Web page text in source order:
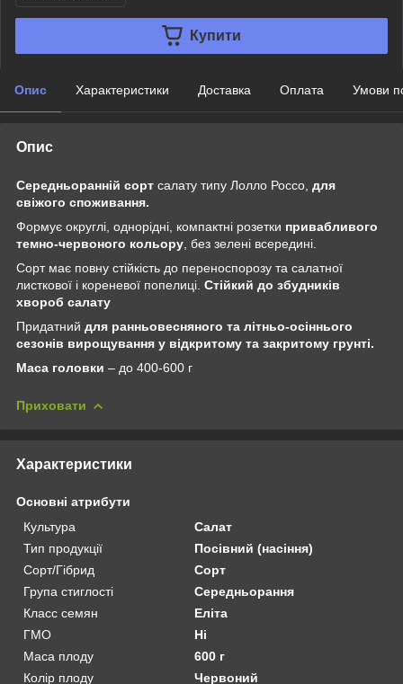
Купити
Опис Характеристики Доставка Оплата Умови
Опис
Середньоранній сорт салату типу Лолло Россо, для
свіжого споживання.
Формує округлі, однорідні, компактні розетки привабливого
темно-червоного кольору , без зелені всередині.
Сорт має повну стійкість до переноспорозу та салатної
листкової і кореневої попелиці. Стійкий до збудників
хвороб салату
Придатний для ранньовесняного та літньо-осіннього
сезонів вирощування у відкритому та закритому грунті.
Маса головки – до 400-600 г
Приховати
Характеристики
Основні атрибути
Культура
Салат
Тип продукції
Посівний (насіння)
Сорт/Гібрид
Сорт
Група стиглості
Середньорання
Класс семян
Еліта
ГМО
Ні
Маса плоду
600 г
Колір плоду
Червоний